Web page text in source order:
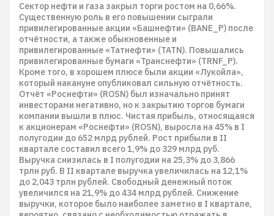
Сектор нефти и газа закрыл торги ростом на 0,66%.
Существенную роль в его повышении сыграли
привилегированные акции «Башнефти» (BANE_P) после
отчётности, а также обыкновенные и
привилегированные «Татнефти» (TATN). Повышались
привилегированные бумаги «Транснефти» (TRNF_P).
Кроме того, в хорошем плюсе были акции «Лукойла»,
который накануне опубликовал сильную отчётность.
Отчёт «Роснефти» (ROSN) был изначально принят
инвесторами негативно, но к закрытию торгов бумаги
компании вышли в плюс. Чистая прибыль, относящаяся
к акционерам «Роснефти» (ROSN), выросла на 45% в I
полугодии до 652 млрд рублей. Рост прибыли в II
квартале составил всего 1,9% до 329 млрд руб.
Выручка снизилась в I полугодии на 25,3% до 3,866
трлн руб. В II квартале выручка увеличилась на 12,1%
до 2,043 трлн рублей. Свободный денежный поток
увеличился на 21,9% до 434 млрд рублей. Снижение
выручки, которое было наиболее заметно в I квартале,